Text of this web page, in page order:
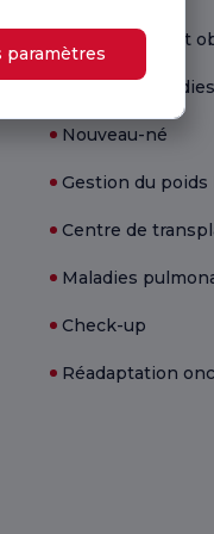
Gynécologie et
Santé et
Nouveau-né
Gestion du poids
Centre de
Maladies
Check-up
Réadaptation
paramètres